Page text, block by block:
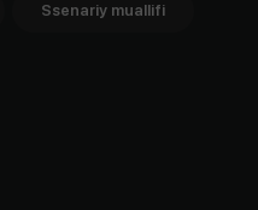
Ssenariy muallifi